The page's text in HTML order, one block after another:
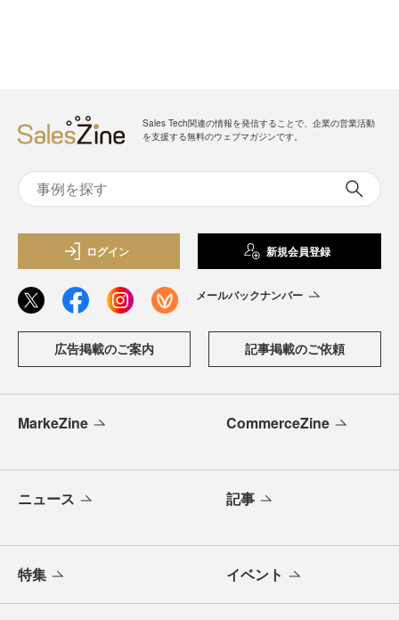
Sales Tech関連の情報を発信することで、企業の営業活動
を支援する無料のウェブマガジンです。
ログイン 新規会員登録
メールバックナンバー
広告掲載のご案内 記事掲載のご依頼
MarkeZine CommerceZine
ニュース 記事
特集 イベント